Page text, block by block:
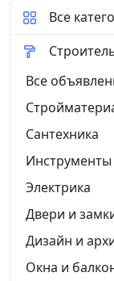
Все
Все
Сантехника
Инструменты
Электрика
Двери и
Дизайн и
Окна и